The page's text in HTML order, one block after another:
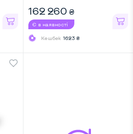
162 260 ₴
Є в наявності
Кешбек 1623 ₴